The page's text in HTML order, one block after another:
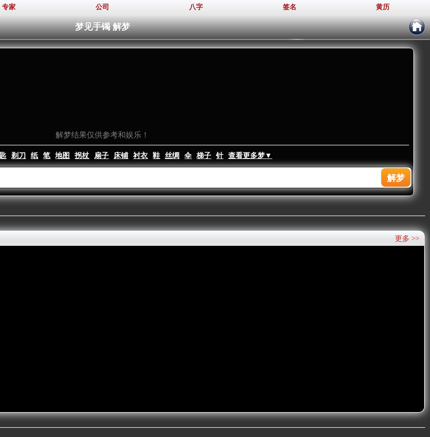
专家 公司 八字 签名 黄历
梦见手镯 解梦
解梦结果仅供参考和娱乐！
剃刀 纸 笔 地图 拐杖 扇子 床铺 衬衣 鞋 丝绸 伞 梯子 针 查看更多梦▼
更多 >>